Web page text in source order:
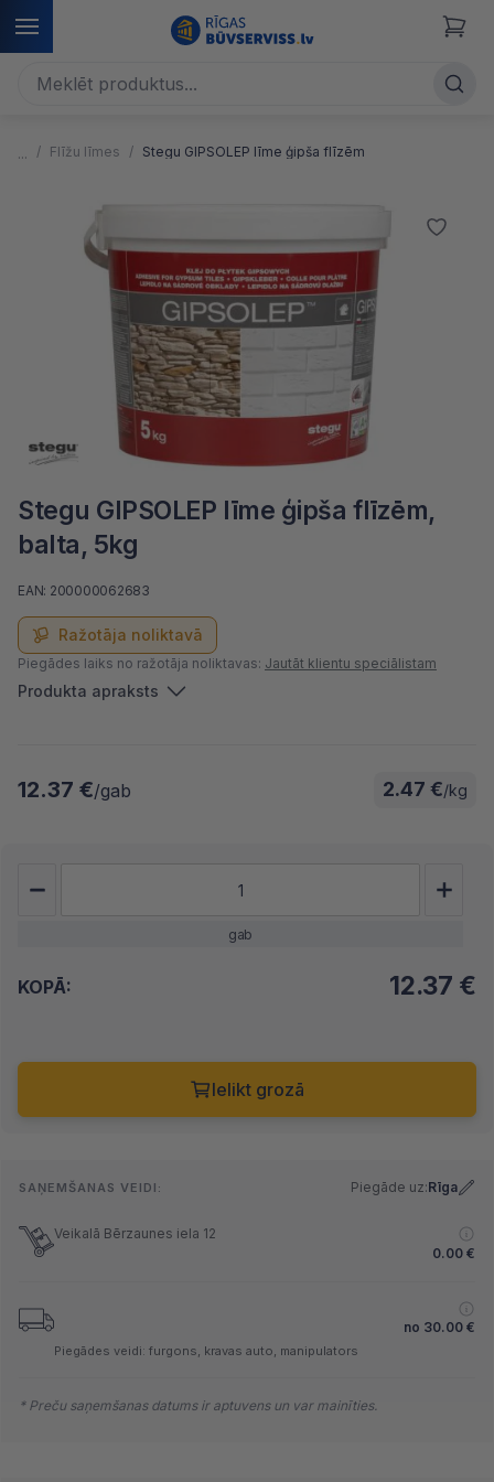
Flīžu līmes Stegu GIPSOLEP līme ģipša flīzēm
Stegu GIPSOLEP līme ģipša flīzēm,
balta, 5kg
Ražotāja noliktavā
EAN: 200000062683
Piegādes laiks no ražotāja noliktavas: Jautāt klientu speciālistam
Produkta apraksts
12.37 €/gab 2.47 €/kg
gab
KOPĀ: 12.37 €
Ielikt grozā
SAŅEMŠANAS VEIDI: Piegāde uz:Rīga
Veikalā Bērzaunes iela 12
0.00 €
no 30.00 €
Piegādes veidi: furgons, kravas auto, manipulators
* Preču saņemšanas datums ir aptuvens un var mainīties.